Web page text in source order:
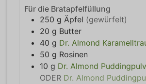
Für die Bratapfelfüllung
250 g Äpfel (gewürfelt)
20 g Butter
40 g Dr. Almond
50 g Rosinen
10 g Dr. Almond
ODER Dr. Almond